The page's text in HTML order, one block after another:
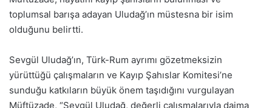
toplumsal barışa adayan Uludağ’ın müstesna bir isim
olduğunu belirtti.
Sevgül Uludağ’ın, Türk-Rum ayrımı gözetmeksizin
yürüttüğü çalışmaların ve Kayıp Şahıslar Komitesi’ne
sunduğu katkıların büyük önem taşıdığını vurgulayan
Müftüzade, “Sevgül Uludağ, değerli çalışmalarıyla daima